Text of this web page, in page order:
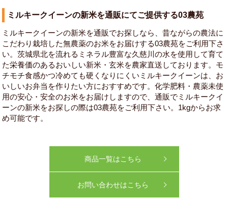
ミルキークイーンの新米を通販にてご提供する03農苑
ミルキークイーンの新米を通販でお探しなら、昔ながらの農法に
こだわり栽培した無農薬のお米をお届けする03農苑をご利用下さ
い。茨城県北を流れるミネラル豊富な久慈川の水を使用して育て
た栄養価のあるおいしい新米・玄米を農家直送しております。モ
チモチ食感かつ冷めても硬くなりにくいミルキークイーンは、お
いしいお弁当を作りたい方におすすめです。化学肥料・農薬未使
用の安心・安全のお米をお届けしますので、通販でミルキークイ
ーンの新米をお探しの際は03農苑をご利用下さい。1kgからお求
め可能です。
商品一覧はこちら
お問い合わせはこちら